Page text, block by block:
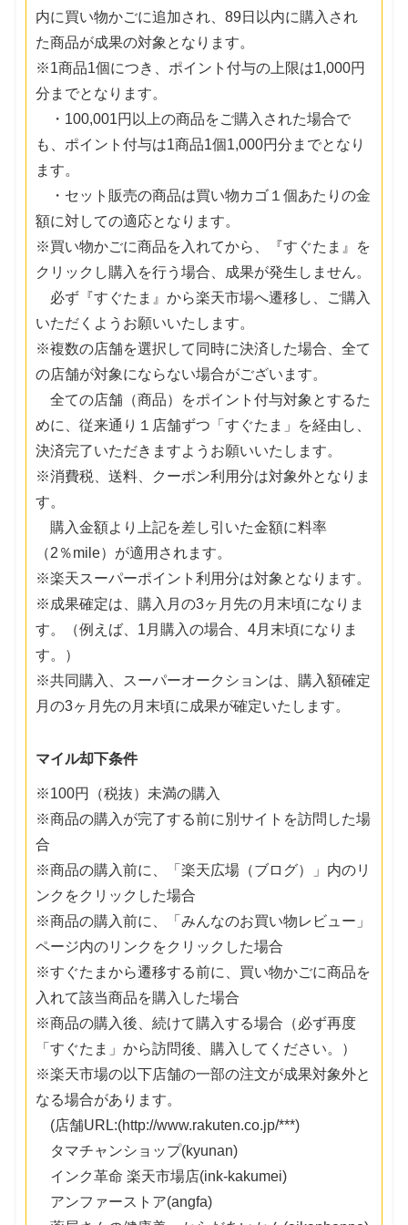
内に買い物かごに追加され、89日以内に購入され
た商品が成果の対象となります。
※1商品1個につき、ポイント付与の上限は1,000円
分までとなります。
・100,001円以上の商品をご購入された場合で
も、ポイント付与は1商品1個1,000円分までとなり
ます。
・セット販売の商品は買い物カゴ１個あたりの金
額に対しての適応となります。
※買い物かごに商品を入れてから、『すぐたま』を
クリックし購入を行う場合、成果が発生しません。
必ず『すぐたま』から楽天市場へ遷移し、ご購入
いただくようお願いいたします。
※複数の店舗を選択して同時に決済した場合、全て
の店舗が対象にならない場合がございます。
全ての店舗（商品）をポイント付与対象とするた
めに、従来通り１店舗ずつ「すぐたま」を経由し、
決済完了いただきますようお願いいたします。
※消費税、送料、クーポン利用分は対象外となりま
す。
購入金額より上記を差し引いた金額に料率
（2％mile）が適用されます。
※楽天スーパーポイント利用分は対象となります。
※成果確定は、購入月の3ヶ月先の月末頃になりま
す。（例えば、1月購入の場合、4月末頃になりま
す。）
※共同購入、スーパーオークションは、購入額確定
月の3ヶ月先の月末頃に成果が確定いたします。
マイル却下条件
※100円（税抜）未満の購入
※商品の購入が完了する前に別サイトを訪問した場
合
※商品の購入前に、「楽天広場（ブログ）」内のリ
ンクをクリックした場合
※商品の購入前に、「みんなのお買い物レビュー」
ページ内のリンクをクリックした場合
※すぐたまから遷移する前に、買い物かごに商品を
入れて該当商品を購入した場合
※商品の購入後、続けて購入する場合（必ず再度
「すぐたま」から訪問後、購入してください。）
※楽天市場の以下店舗の一部の注文が成果対象外と
なる場合があります。
(店舗URL:(http://www.rakuten.co.jp/***)
タマチャンショップ(kyunan)
インク革命 楽天市場店(ink-kakumei)
アンファーストア(angfa)